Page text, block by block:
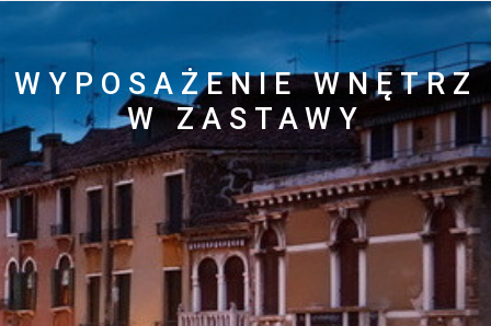
WYPOSAŻENIE WNĘTRZ
W ZASTAWY